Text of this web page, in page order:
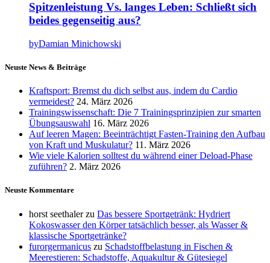
Spitzenleistung Vs. langes Leben: Schließt sich
beides gegenseitig aus?
byDamian Minichowski
Neuste News & Beiträge
Kraftsport: Bremst du dich selbst aus, indem du Cardio
vermeidest? 24. März 2026
Trainingswissenschaft: Die 7 Trainingsprinzipien zur smarten
Übungsauswahl 16. März 2026
Auf leeren Magen: Beeinträchtigt Fasten-Training den Aufbau
von Kraft und Muskulatur? 11. März 2026
Wie viele Kalorien solltest du während einer Deload-Phase
zuführen? 2. März 2026
Neuste Kommentare
horst seethalerzu Das bessere Sportgetränk: Hydriert
Kokoswasser den Körper tatsächlich besser, als Wasser &
klassische Sportgetränke?
furorgermanicus zu Schadstoffbelastung in Fischen &
Meerestieren: Schadstoffe, Aquakultur & Gütesiegel